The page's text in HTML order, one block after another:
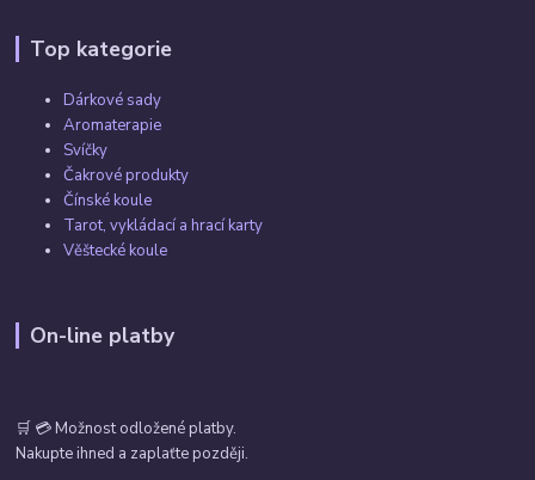
Top kategorie
Dárkové sady
Aromaterapie
Svíčky
Čakrové produkty
Čínské koule
Tarot, vykládací a hrací karty
Věštecké koule
On-line platby
🛒 💳 Možnost odložené platby.
Nakupte ihned a zaplaťte později.